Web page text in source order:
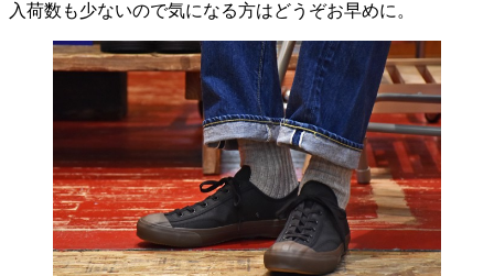
入荷数も少ないので気になる方はどうぞお早めに。